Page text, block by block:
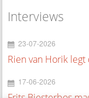
Interviews
23-07-2026
Rien van Horik
17-06-2026